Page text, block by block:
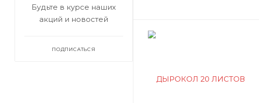
Будьте в курсе наших
акций и новостей
ПОДПИСАТЬСЯ